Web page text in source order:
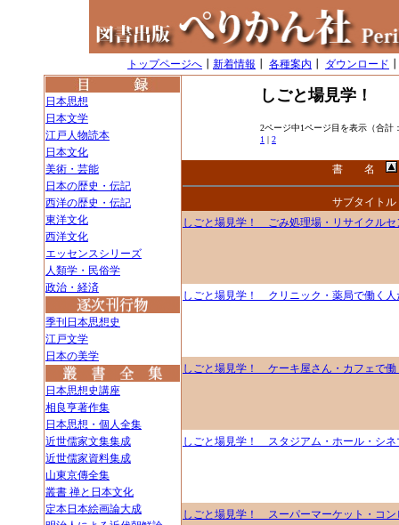
トップページへ 新着情報 各種案内 ダウンロード
日本思想
日本文学
江戸人物読本
日本文化
美術・芸能
日本の歴史・伝記
西洋の歴史・伝記
東洋文化
西洋文化
エッセンスシリーズ
人類学・民俗学
政治・経済
季刊日本思想史
江戸文学
日本の美学
日本思想史講座
相良亨著作集
日本思想・個人全集
近世儒家文集集成
近世儒家資料集成
山東京傳全集
叢書 禅と日本文化
定本日本絵画論大成
しごと場見学！
2ページ中1ページ目を表示（合計
1 | 2
書 名
サブタイトル
しごと場見学！ ごみ処理場・リサイクルセ
しごと場見学！ クリニック・薬局で働く人
しごと場見学！ ケーキ屋さん・カフェで働
しごと場見学！ スタジアム・ホール・シ
しごと場見学！ スーパーマーケット・コ